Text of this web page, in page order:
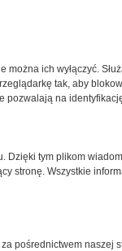
ich wyłączyć.
tak, aby
pozwalają na
Dzięki tym plikom
stronę. Wszystkie
pośrednictwem naszej